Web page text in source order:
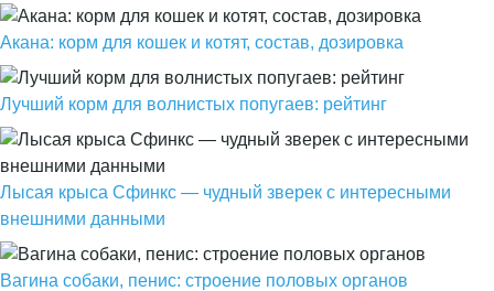
Акана: корм для кошек и котят, состав, дозировка
Лучший корм для волнистых попугаев: рейтинг
Лысая крыса Сфинкс — чудный зверек с интересными
внешними данными
Вагина собаки, пенис: строение половых органов